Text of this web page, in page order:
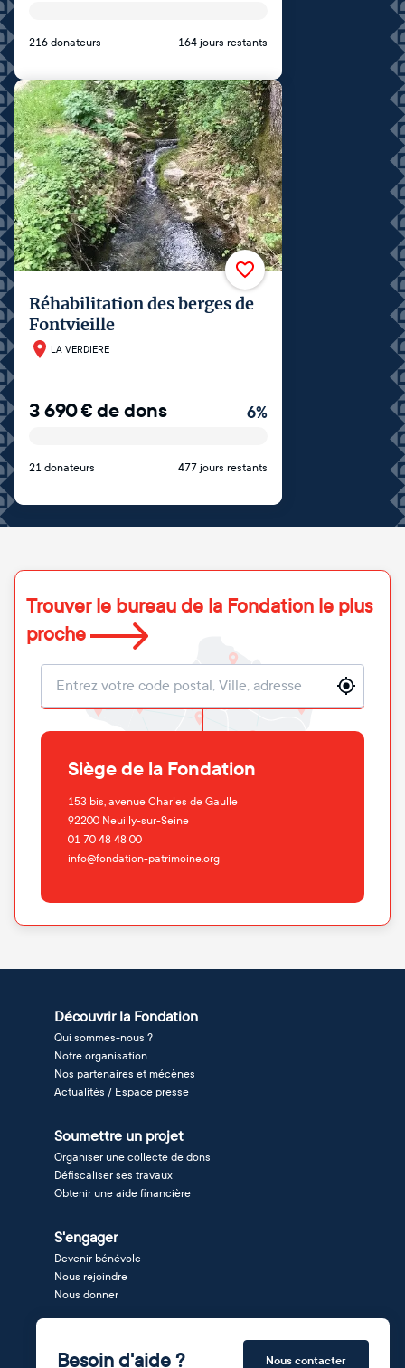
216 donateurs 164 jours restants
Réhabilitation des berges de
Fontvieille
LA VERDIERE
3 690€de dons 6%
21 donateurs 477 jours restants
Trouver le bureau de la Fondation le plus
proche
Localisation
Siège de la Fondation
153 bis, avenue Charles de Gaulle
92200 Neuilly-sur-Seine
01 70 48 48 00
info@fondation-patrimoine.org
Découvrir la Fondation
Qui sommes-nous ?
Notre organisation
Nos partenaires et mécènes
Actualités / Espace presse
Soumettre un projet
Organiser une collecte de dons
Défiscaliser ses travaux
Obtenir une aide financière
S'engager
Devenir bénévole
Nous rejoindre
Nous donner
Besoin d'aide ? Nous contacter